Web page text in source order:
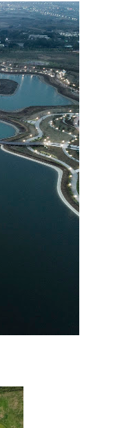
глобального
Secrets» — это
память о военном